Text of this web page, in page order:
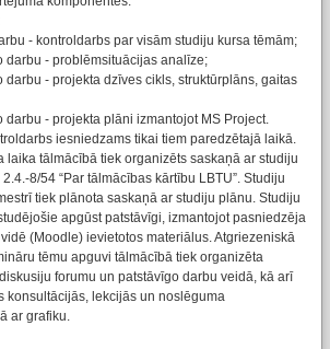
- kontroldarbs par visām studiju kursa tēmām;
darbu - problēmsituācijas analīze;
darbu - projekta dzīves cikls, struktūrplāns, gaitas
darbu - projekta plāni izmantojot MS Project.
iesniedzams tikai tiem paredzētajā laikā.
laika tālmācībā tiek organizēts saskaņā ar studiju
8/54 “Par tālmācības kārtību LBTU”. Studiju
tiek plānota saskaņā ar studiju plānu. Studiju
apgūst patstāvīgi, izmantojot pasniedzēja
(Moodle) ievietotos materiālus. Atgriezeniskā
tēmu apguvi tālmācībā tiek organizēta
forumu un patstāvīgo darbu veidā, kā arī
konsultācijās, lekcijās un noslēguma
ar grafiku.